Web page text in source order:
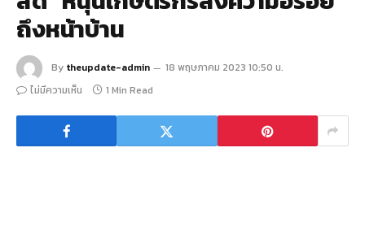
ถึงหน้าบ้าน
By theupdate-admin
18 พฤษภาคม 2023 10:50 น.
ไม่มีความเห็น
1 Min Read